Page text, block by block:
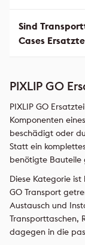
Sind
Cases
PIXLIP GO
PIXLIP GO
Komponenten
beschädigt oder
Statt ein
benötigte Bauteile
Diese Kategorie ist
GO Transport
Austausch und
Transporttaschen,
dagegen in die